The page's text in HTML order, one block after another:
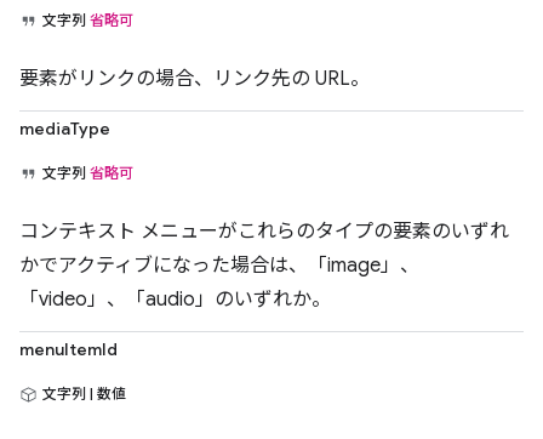
文字列 省略可
要素がリンクの場合、リンク先の URL。
mediaType
文字列 省略可
コンテキスト メニューがこれらのタイプの要素のいずれ
かでアクティブになった場合は、「image」、
「video」、「audio」のいずれか。
menuItemId
文字列 | 数値